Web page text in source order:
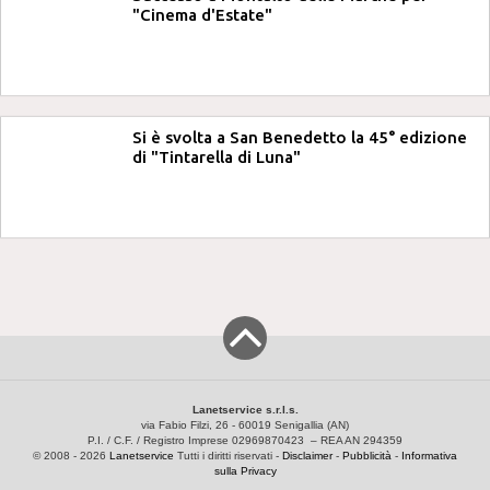
"Cinema d'Estate"
Si è svolta a San Benedetto la 45° edizione
di "Tintarella di Luna"
Lanetservice s.r.l.s.
via Fabio Filzi, 26 - 60019 Senigallia (AN)
P.I. / C.F. / Registro Imprese 02969870423 – REA AN 294359
© 2008 - 2026 Lanetservice Tutti i diritti riservati - Disclaimer- Pubblicità - Informativa
sulla Privacy